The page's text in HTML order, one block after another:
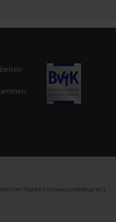
am Tag der Erstzulassung (Neupreis).